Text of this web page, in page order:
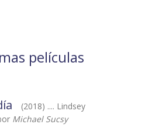
películas
(2018) .... Lindsey
Michael Sucsy